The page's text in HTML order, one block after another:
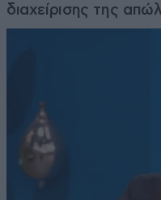
διαχείρισης της